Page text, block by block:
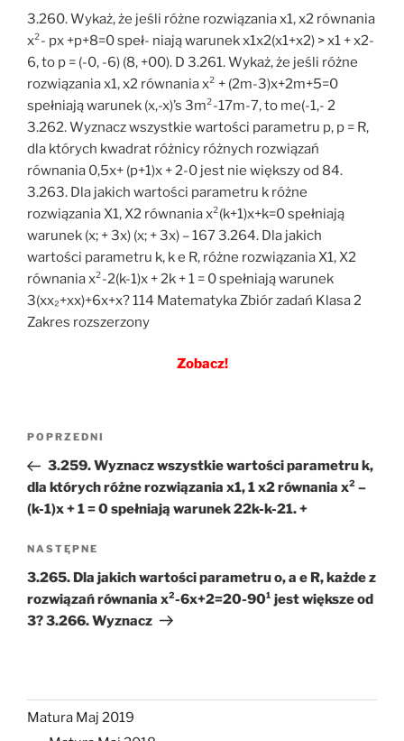
3.260. Wykaż, że jeśli różne rozwiązania x1, x2 równania
x²- px +p+8=0 speł- niają warunek x1x2(x1+x2) > x1 + x2-
6, to p = (-0, -6) (8, +00). D 3.261. Wykaż, że jeśli różne
rozwiązania x1, x2 równania x² + (2m-3)x+2m+5=0
spełniają warunek (x,-x)’s 3m²-17m-7, to me(-1,- 2
3.262. Wyznacz wszystkie wartości parametru p, p = R,
dla których kwadrat różnicy różnych rozwiązań
równania 0,5x+ (p+1)x + 2-0 jest nie większy od 84.
3.263. Dla jakich wartości parametru k różne
rozwiązania X1, X2 równania x²(k+1)x+k=0 spełniają
warunek (x; + 3x) (x; + 3x) – 167 3.264. Dla jakich
wartości parametru k, k e R, różne rozwiązania X1, X2
równania x²-2(k-1)x + 2k + 1 = 0 spełniają warunek
3(xx₂+xx)+6x+x? 114 Matematyka Zbiór zadań Klasa 2
Zakres rozszerzony
Zobacz!
Nawigacja
Poprzedni
wpis
POPRZEDNI
3.259. Wyznacz wszystkie wartości parametru k,
dla których różne rozwiązania x1, 1 x2 równania x² –
(k-1)x + 1 = 0 spełniają warunek 22k-k-21. +
Następny
wpis
NASTĘPNE
3.265. Dla jakich wartości parametru o, a e R, każde z
rozwiązań równania x²-6x+2=20-90¹ jest większe od
3? 3.266. Wyznacz
Matura Maj 2019